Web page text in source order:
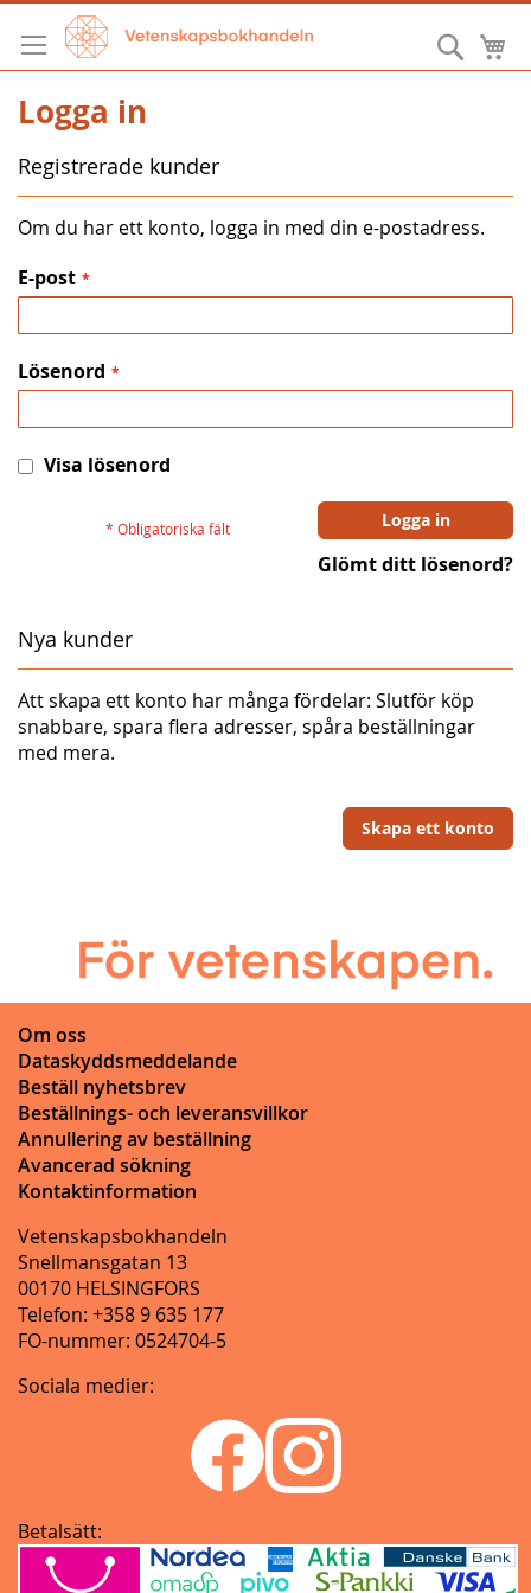
Hoppa
till
innehållet
Sök
Logga in
Registrerade kunder
Om du har ett konto, logga in med din e-postadress.
E-post
Lösenord
Visa lösenord
Logga in
Glömt ditt lösenord?
Nya kunder
Att skapa ett konto har många fördelar: Slutför köp
snabbare, spara flera adresser, spåra beställningar
med mera.
Skapa ett konto
Om oss
Dataskyddsmeddelande
Beställ nyhetsbrev
Beställnings- och leveransvillkor
Annullering av beställning
Avancerad sökning
Kontaktinformation
Vetenskapsbokhandeln
Snellmansgatan 13
00170 HELSINGFORS
Telefon: +358 9 635 177
FO-nummer: 0524704-5
Sociala medier:
Betalsätt: